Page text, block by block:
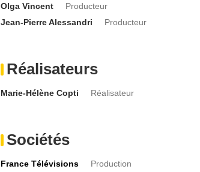
Olga Vincent
Producteur
Jean-Pierre Alessandri
Producteur
Réalisateurs
Marie-Hélène Copti Réalisateur
Sociétés
France Télévisions
Production